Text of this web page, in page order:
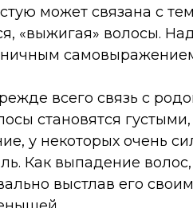
может связана с
«выжигая» волосы.
всего связь с
становятся
у некоторых очень
Как выпадение
выстлав его